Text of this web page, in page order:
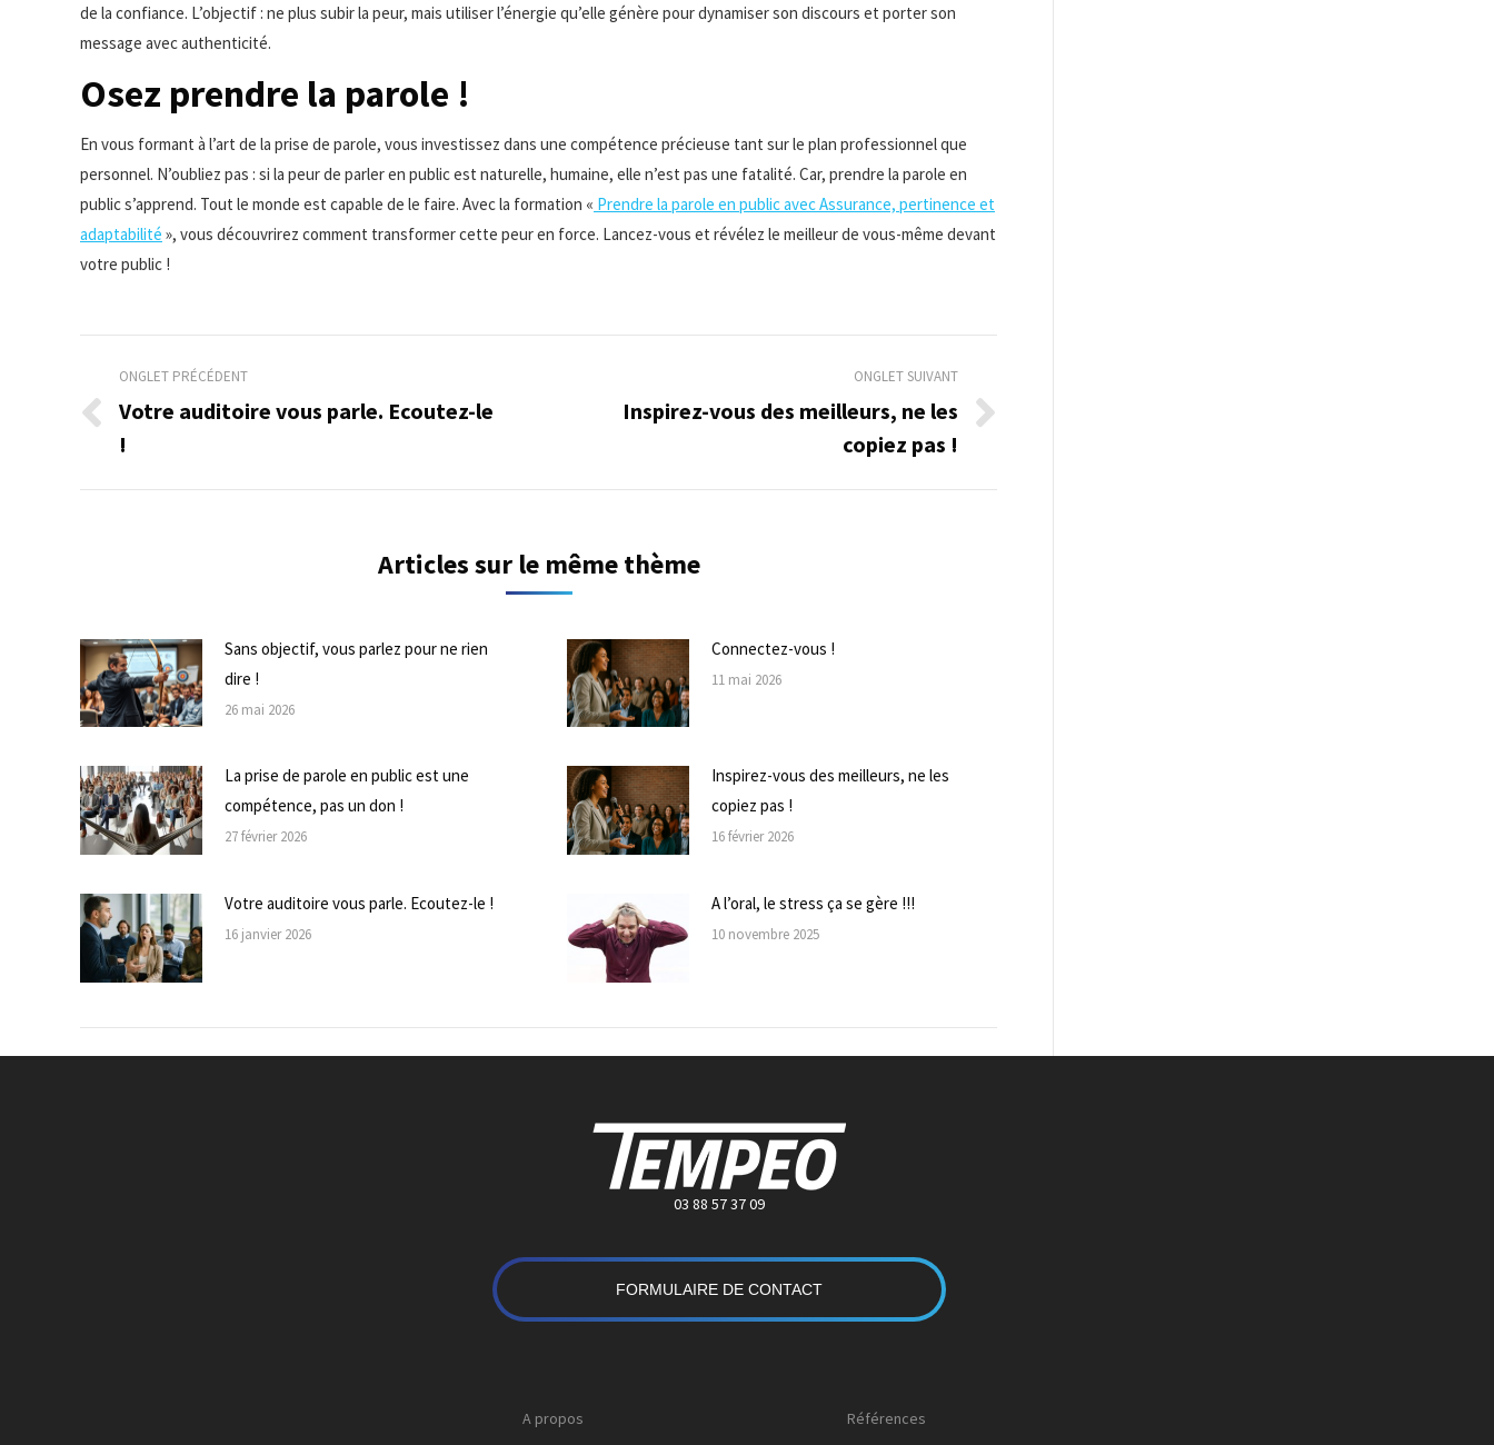
de la confiance. L’objectif : ne plus subir la peur, mais utiliser l’énergie qu’elle génère pour dynamiser son discours et porter son
message avec authenticité.
Osez prendre la parole !
En vous formant à l’art de la prise de parole, vous investissez dans une compétence précieuse tant sur le plan professionnel que
personnel. N’oubliez pas : si la peur de parler en public est naturelle, humaine, elle n’est pas une fatalité. Car, prendre la parole en
public s’apprend. Tout le monde est capable de le faire. Avec la formation « Prendre la parole en public avec Assurance, pertinence et
adaptabilité », vous découvrirez comment transformer cette peur en force. Lancez-vous et révélez le meilleur de vous-même devant
votre public !
Navigation
de
commentaire
ONGLET PRÉCÉDENT
Onglet
précédent
Votre auditoire vous parle. Ecoutez-le
!
ONGLET SUIVANT
Inspirez-vous des meilleurs, ne les
copiez pas !
Articles sur le même thème
Sans objectif, vous parlez pour ne rien
dire !
26 mai 2026
Connectez-vous !
11 mai 2026
La prise de parole en public est une
compétence, pas un don !
27 février 2026
Inspirez-vous des meilleurs, ne les
copiez pas !
16 février 2026
Votre auditoire vous parle. Ecoutez-le !
16 janvier 2026
A l’oral, le stress ça se gère !!!
10 novembre 2025
03 88 57 37 09
FORMULAIRE DE CONTACT
A propos Références